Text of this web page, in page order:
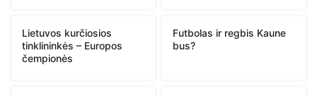
Lietuvos kurčiosios
tinklininkės – Europos
čempionės
Futbolas ir regbis Kaune
bus?